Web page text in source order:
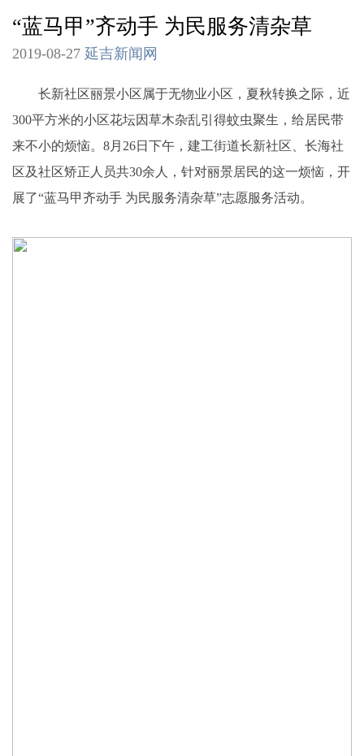
“蓝马甲”齐动手 为民服务清杂草
2019-08-27 延吉新闻网
长新社区丽景小区属于无物业小区，夏秋转换之际，近
300平方米的小区花坛因草木杂乱引得蚊虫聚生，给居民带
来不小的烦恼。8月26日下午，建工街道长新社区、长海社
区及社区矫正人员共30余人，针对丽景居民的这一烦恼，开
展了“蓝马甲齐动手 为民服务清杂草”志愿服务活动。